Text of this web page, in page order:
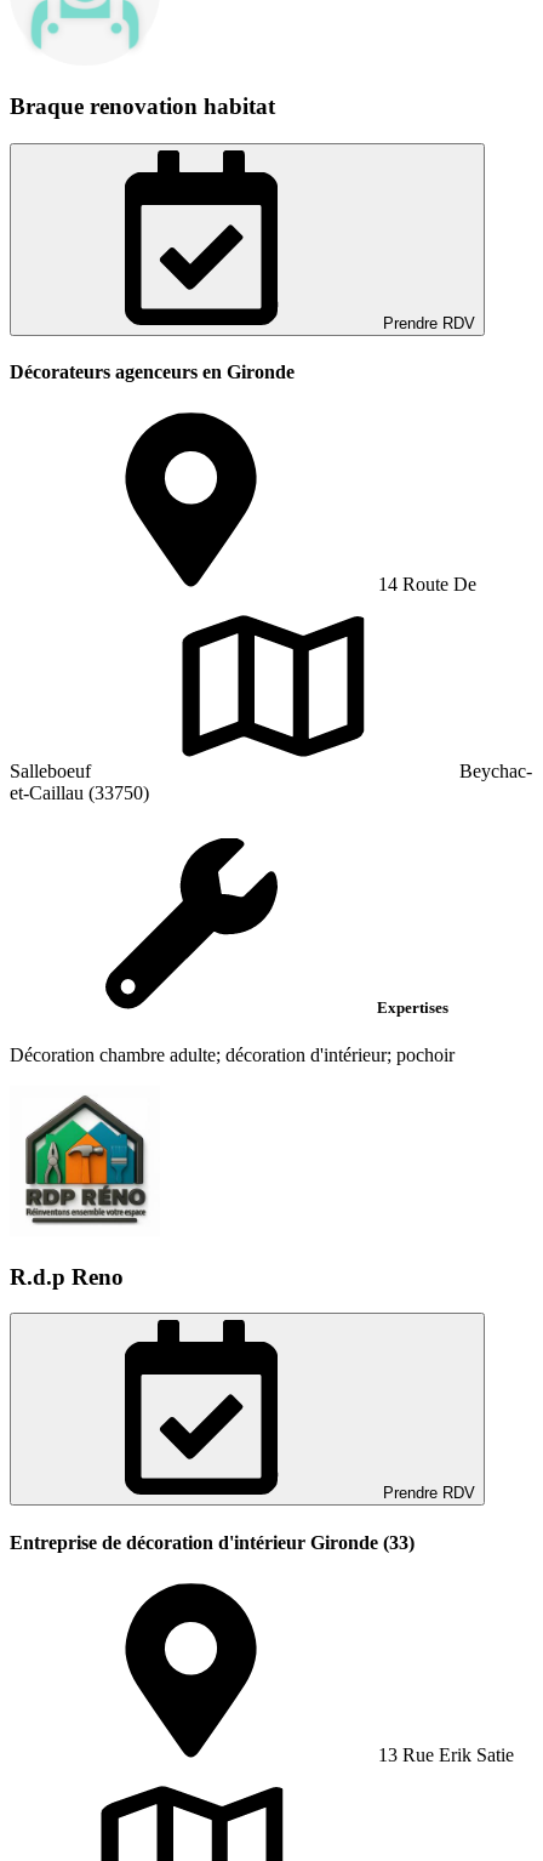
Braque renovation habitat
Prendre RDV
Décorateurs agenceurs en Gironde
14 Route De
Salleboeuf
Beychac-
et-Caillau (33750)
Expertises
Décoration chambre adulte; décoration d'intérieur; pochoir
R.d.p Reno
Prendre RDV
Entreprise de décoration d'intérieur Gironde (33)
13 Rue Erik Satie